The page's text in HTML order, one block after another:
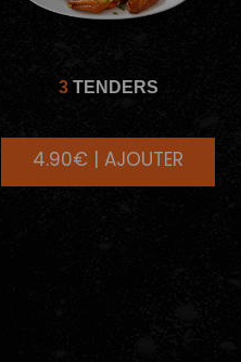
3TENDERS
4.90€ | AJOUTER